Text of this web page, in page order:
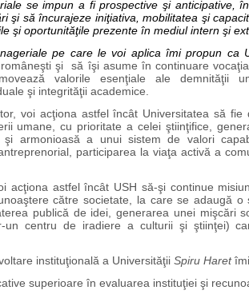
se impun a fi prospective şi anticipative,
şi să încurajeze iniţiativa, mobilitatea şi
şi oportunităţile prezente în mediul intern şi
pe care le voi aplica îmi propun ca
şi să îşi asume în continuare
valorile esenţiale ale demnităţii
şi integrităţii academice.
voi acţiona astfel încât Universitatea să fie
umane, cu prioritate a celei ştiinţifice,
şi armonioasă a unui sistem de valori
participarea la viaţa activă a
acţiona astfel încât USH să-şi continue
către societate, la care se adaugă
publică de idei, generarea unei mişcări
un centru de iradiere a culturii şi ştiinţei)
instituţională a Universităţii Spiru Haretîmi
superioare în evaluarea instituţiei şi